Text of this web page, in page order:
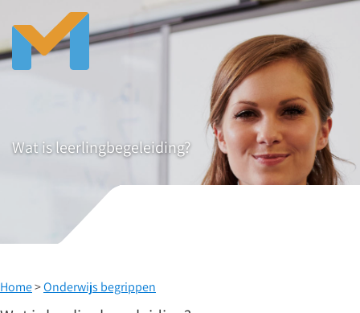
Wat is leerlingbegeleiding?
Home>Onderwijs begrippen